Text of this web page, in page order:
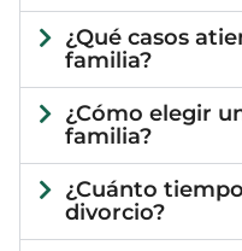
¿Qué casos
familia?
¿Cómo elegir
familia?
¿Cuánto
divorcio?